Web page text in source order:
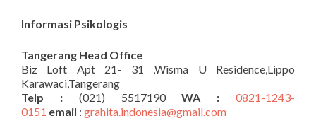
Informasi Psikologis
Tangerang Head Office
Biz Loft Apt 21- 31 ,Wisma U Residence,Lippo
Karawaci,Tangerang
Telp : (021) 5517190WA :0821-1243-
0151 email : grahita.indonesia@gmail.com